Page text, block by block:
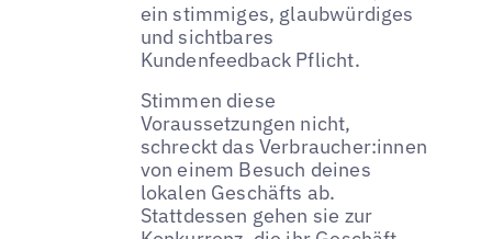
ein stimmiges, glaubwürdiges
und sichtbares
Kundenfeedback Pflicht.
Stimmen diese
Voraussetzungen nicht,
schreckt das Verbraucher:innen
von einem Besuch deines
lokalen Geschäfts ab.
Stattdessen gehen sie zur